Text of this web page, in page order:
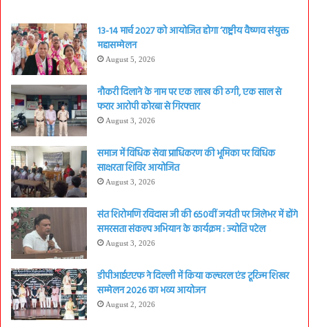
13-14 मार्च 2027 को आयोजित होगा ‘राष्ट्रीय वैष्णव संयुक्त
महासम्मेलन
August 5, 2026
नौकरी दिलाने के नाम पर एक लाख की ठगी, एक साल से
फरार आरोपी कोरबा से गिरफ्तार
August 3, 2026
समाज में विधिक सेवा प्राधिकरण की भूमिका पर विधिक
साक्षरता शिविर आयोजित
August 3, 2026
संत शिरोमणि रविदास जी की 650वीं जयंती पर जिलेभर में होंगे
समरसता संकल्प अभियान के कार्यक्रम : ज्योति पटेल
August 3, 2026
डीपीआईएएफ ने दिल्ली में किया कल्चरल एंड टूरिज्म शिखर
सम्मेलन 2026 का भव्य आयोजन
August 2, 2026